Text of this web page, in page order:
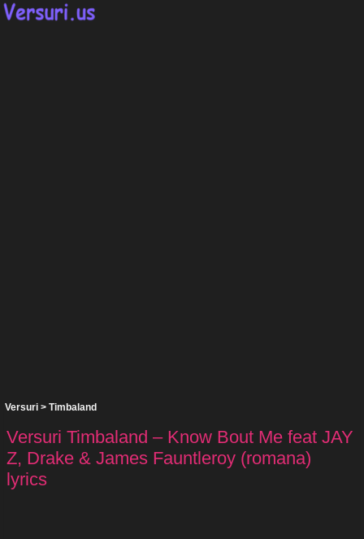
Versuri > Timbaland
Versuri Timbaland – Know Bout Me feat JAY
Z, Drake & James Fauntleroy (romana)
lyrics